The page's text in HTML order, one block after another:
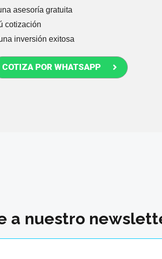
asesoría gratuita
cotización
inversión exitosa
COTIZA POR WHATSAPP
a nuestro